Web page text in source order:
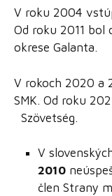
V roku 2004
Od roku 2011 bol
okrese Galanta.
V rokoch 2020 a
SMK. Od roku
Szövetség.
V
2010
člen Strany